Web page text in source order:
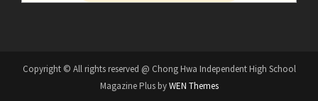
Copyright © All rights reserved @ Chong Hwa Independent High School
Magazine Plus byWEN Themes